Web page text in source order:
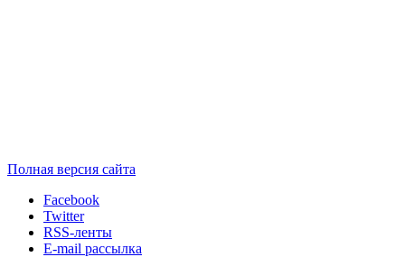
Полная версия сайта
Facebook
Twitter
RSS-ленты
E-mail рассылка